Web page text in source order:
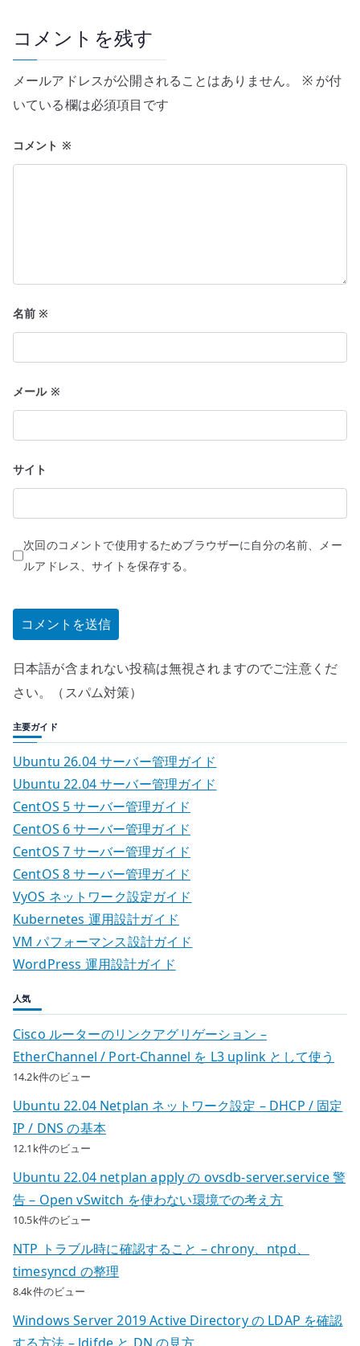
ー
シ
ョ
ン
コメントを残す
メールアドレスが公開されることはありません。 ※が付
いている欄は必須項目です
コメント ※
名前※
メール ※
サイト
次回のコメントで使用するためブラウザーに自分の名前、メー
ルアドレス、サイトを保存する。
日本語が含まれない投稿は無視されますのでご注意くだ
さい。（スパム対策）
主要ガイド
Ubuntu 26.04 サーバー管理ガイド
Ubuntu 22.04 サーバー管理ガイド
CentOS 5 サーバー管理ガイド
CentOS 6 サーバー管理ガイド
CentOS 7 サーバー管理ガイド
CentOS 8 サーバー管理ガイド
VyOS ネットワーク設定ガイド
Kubernetes 運用設計ガイド
VM パフォーマンス設計ガイド
WordPress 運用設計ガイド
人気
Cisco ルーターのリンクアグリゲーション –
EtherChannel / Port-Channel を L3 uplink として使う
14.2k件のビュー
Ubuntu 22.04 Netplan ネットワーク設定 – DHCP / 固定
IP / DNS の基本
12.1k件のビュー
Ubuntu 22.04 netplan apply の ovsdb-server.service 警
告 – Open vSwitch を使わない環境での考え方
10.5k件のビュー
NTP トラブル時に確認すること – chrony、ntpd、
timesyncd の整理
8.4k件のビュー
Windows Server 2019 Active Directory の LDAP を確認